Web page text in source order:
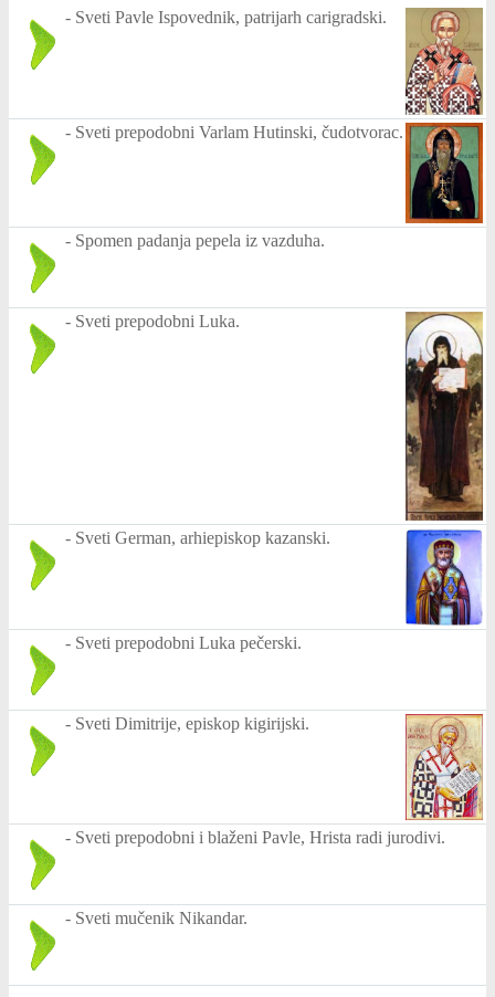
- Sveti Pavle Ispovednik, patrijarh carigradski.
- Sveti prepodobni Varlam Hutinski, čudotvorac.
- Spomen padanja pepela iz vazduha.
- Sveti prepodobni Luka.
- Sveti German, arhiepiskop kazanski.
- Sveti prepodobni Luka pečerski.
- Sveti Dimitrije, episkop kigirijski.
- Sveti prepodobni i blaženi Pavle, Hrista radi jurodivi.
- Sveti mučenik Nikandar.